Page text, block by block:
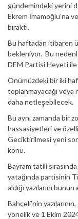
gündemindeki yerini
Ekrem İmamoğlu’na
bıraktı.
Bu haftadan itibaren
bekleniyor. Bu
DEM Partisi Heyeti
Önümüzdeki bir iki
toplanmayacağı veya
daha netleşebilecek.
Bu aynı zamanda bir
hassasiyetleri ve
Geciktirilmesi yeni
konu.
Bayram tatili
yatağında partisinin
aldığı yazılarını
Bahçeli’nin
yönelik ve 1 Ekim